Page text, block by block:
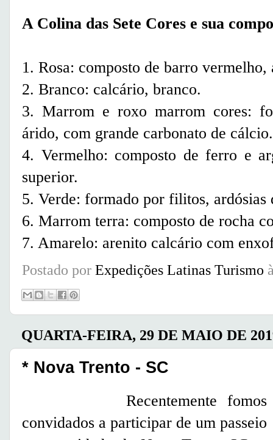
A Colina das Sete Cores e sua
1. Rosa: composto de barro
2. Branco: calcário, branco.
3. Marrom e roxo marrom cores:
árido, com grande carbonato de
4. Vermelho: composto de ferro e
superior.
5. Verde: formado por filitos,
6. Marrom terra: composto de rocha
7. Amarelo: arenito calcário com
Postado por Expedições Latinas Turismo
QUARTA-FEIRA, 29 DE MAIO DE
* Nova Trento - SC
Recentemente fomos
convidados a participar de um passeio